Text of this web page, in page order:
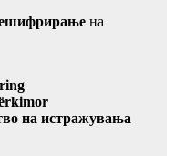
на
на истражувања